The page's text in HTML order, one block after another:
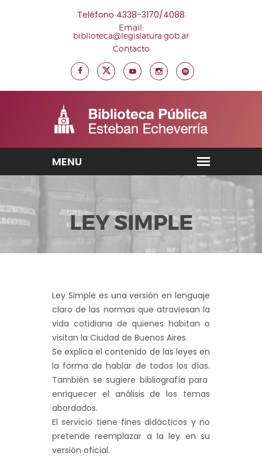
Teléfono 4338-3170/4088
Email:
biblioteca@legislatura.gob.ar
Contacto
LEY SIMPLE
Ley Simple es una versión en lenguaje
claro de las normas que atraviesan la
vida cotidiana de quienes habitan o
visitan la Ciudad de Buenos Aires.
Se explica el contenido de las leyes en
la forma de hablar de todos los días.
También se sugiere bibliografía para
enriquecer el análisis de los temas
abordados.
El servicio tiene fines didácticos y no
pretende reemplazar a la ley en su
versión oficial.